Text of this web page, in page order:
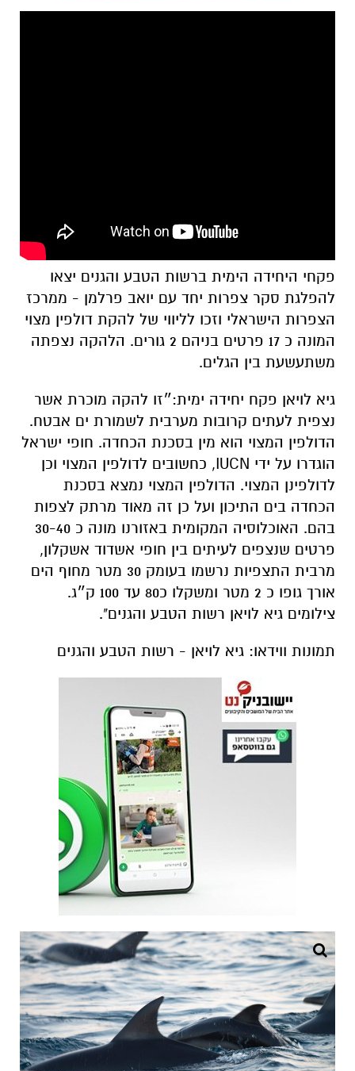
פקחי היחידה הימית ברשות הטבע והגנים יצאו
להפלגת סקר צפרות יחד עם יואב פרלמן - ממרכז
הצפרות הישראלי וזכו לליווי של להקת דולפין מצוי
המונה כ 17 פרטים בניהם 2 גורים. הלהקה נצפתה
משתעשעת בין הגלים.
גיא לויאן פקח יחידה ימית:״זו להקה מוכרת אשר
נצפית לעתים קרובות מערבית לשמורת ים אבטח.
הדולפין המצוי הוא מין בסכנת הכחדה. חופי ישראל
הוגדרו על ידי IUCN, כחשובים לדולפין המצוי וכן
לדולפינן המצוי. הדולפין המצוי נמצא בסכנת
הכחדה בים התיכון ועל כן זה מאוד מרתק לצפות
בהם. האוכלוסיה המקומית באזורנו מונה כ 30-40
פרטים שנצפים לעיתים בין חופי אשדוד אשקלון,
מרבית התצפיות נרשמו בעומק 30 מטר מחוף הים
אורך גופו כ 2 מטר ומשקלו כ80 עד 100 ק״ג.
צילומים גיא לויאן רשות הטבע והגנים".
תמונות ווידאו: גיא לויאן - רשות הטבע והגנים